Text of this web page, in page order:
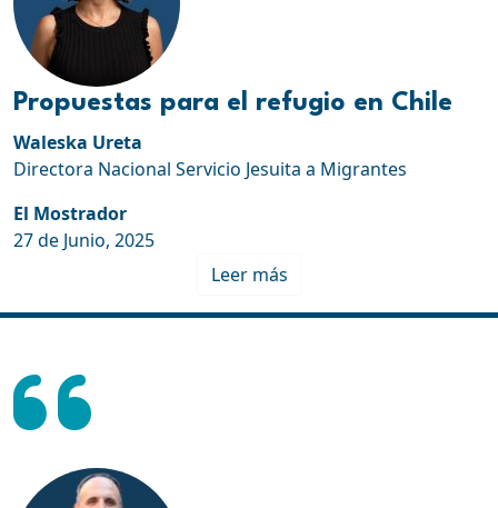
Propuestas para el refugio en Chile
Waleska Ureta
Directora Nacional Servicio Jesuita a Migrantes
El Mostrador
27 de Junio, 2025
Leer más